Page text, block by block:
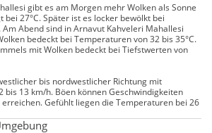
gibt es am Morgen mehr Wolken als Sonne
27°C. Später ist es locker bewölkt bei
Am Abend sind in Arnavut Kahveleri Mahallesi
bedeckt bei Temperaturen von 32 bis 35°C.
mit Wolken bedeckt bei Tiefstwerten von
bis nordwestlicher Richtung mit
bis 13 km/h. Böen können Geschwindigkeiten
Gefühlt liegen die Temperaturen bei 26